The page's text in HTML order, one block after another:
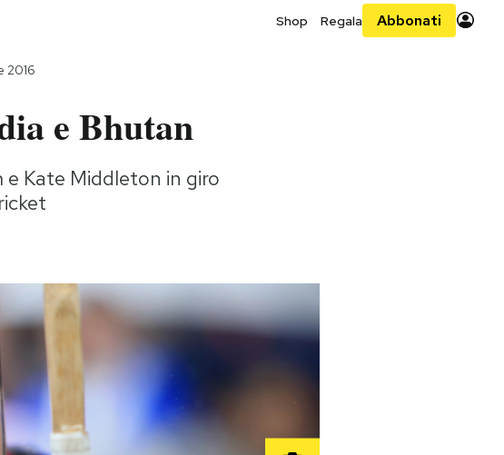
Shop Regala Abbonati
2016
e Bhutan
Kate Middleton in giro